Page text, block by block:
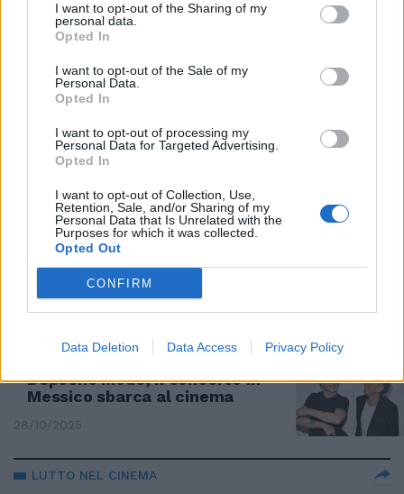
I want to opt-out of the Sharing of my
personal data.
Opted In
I want to opt-out of the Sale of my
Personal Data.
Opted In
I want to opt-out of processing my
Personal Data for Targeted Advertising.
Opted In
I want to opt-out of Collection, Use,
Retention, Sale, and/or Sharing of my
Personal Data that Is Unrelated with the
Purposes for which it was collected.
Opted Out
CONFIRM
Data Deletion Data Access Privacy Policy
07/01/2026
FRANCIA
Addio a Brigitte Bardot. Da sex
symbol alle battaglie per i diritti
degli animali
28/12/2025
MITO AMERICANO
Sylvester Stallone rivuole la
statua di Rocky regalata a
Philadelphia
11/12/2025
MUSICA
Depeche Mode, il concerto in
Messico sbarca al cinema
28/10/2025
LUTTO NEL CINEMA